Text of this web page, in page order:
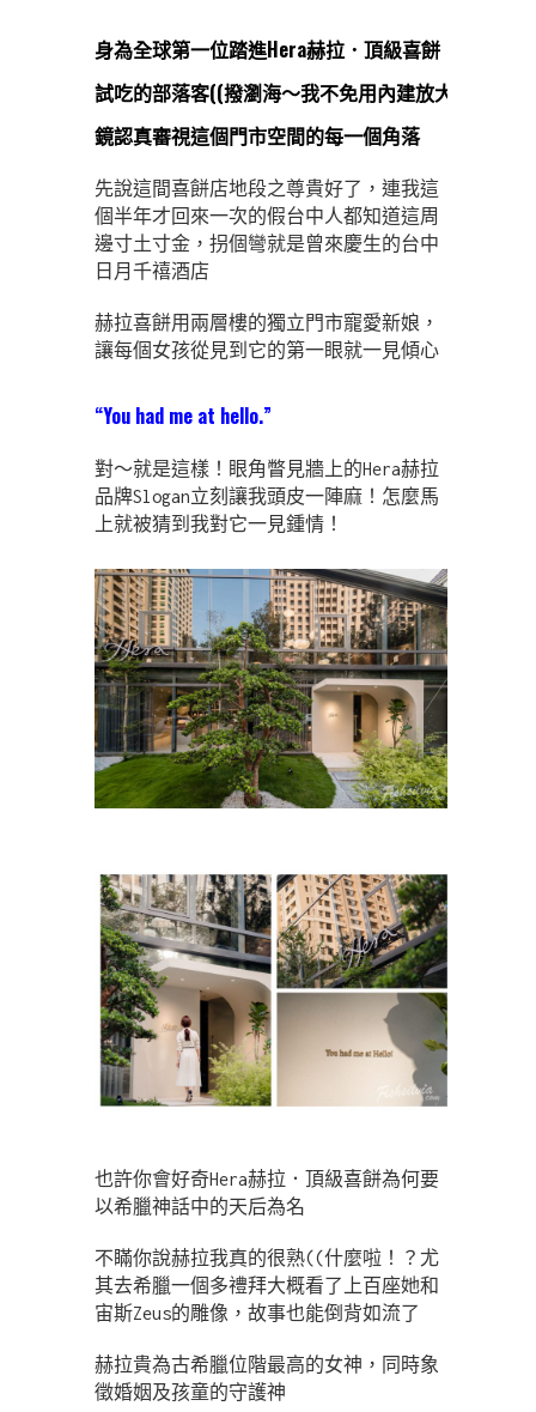
身為全球第一位踏進Hera赫拉．頂級喜餅
試吃的部落客((撥瀏海～我不免用內建放大
鏡認真審視這個門市空間的每一個角落
先說這間喜餅店地段之尊貴好了，連我這
個半年才回來一次的假台中人都知道這周
邊寸土寸金，拐個彎就是曾來慶生的台中
日月千禧酒店
赫拉喜餅用兩層樓的獨立門市寵愛新娘，
讓每個女孩從見到它的第一眼就一見傾心
“You had me at hello.”
對～就是這樣！眼角瞥見牆上的Hera赫拉
品牌Slogan立刻讓我頭皮一陣麻！怎麼馬
上就被猜到我對它一見鍾情！
也許你會好奇Hera赫拉．頂級喜餅為何要
以希臘神話中的天后為名
不瞞你說赫拉我真的很熟((什麼啦！？尤
其去希臘一個多禮拜大概看了上百座她和
宙斯Zeus的雕像，故事也能倒背如流了
赫拉貴為古希臘位階最高的女神，同時象
徵婚姻及孩童的守護神